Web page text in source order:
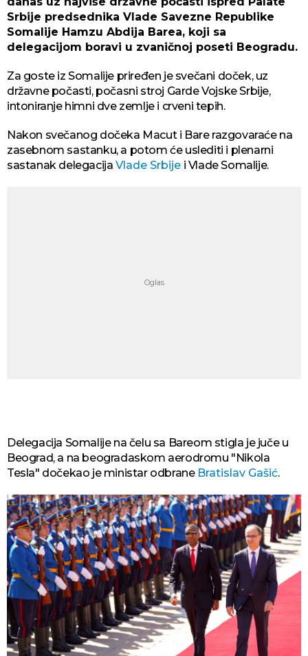
Srbije predsednika Vlade Savezne Republike
Somalije Hamzu Abdija Barea, koji sa
delegacijom boravi u zvaničnoj poseti Beogradu.
Za goste iz Somalije priređen je svečani doček, uz
državne počasti, počasni stroj Garde Vojske Srbije,
intoniranje himni dve zemlje i crveni tepih.
Nakon svečanog dočeka Macut i Bare razgovaraće na
zasebnom sastanku, a potom će uslediti i plenarni
sastanak delegacijaVlade Srbije i Vlade Somalije.
Delegacija Somalije na čelu sa Bareom stigla je juče u
Beograd, a na beogradaskom aerodromu "Nikola
Tesla" dočekao je ministar odbraneBratislav Gašić.